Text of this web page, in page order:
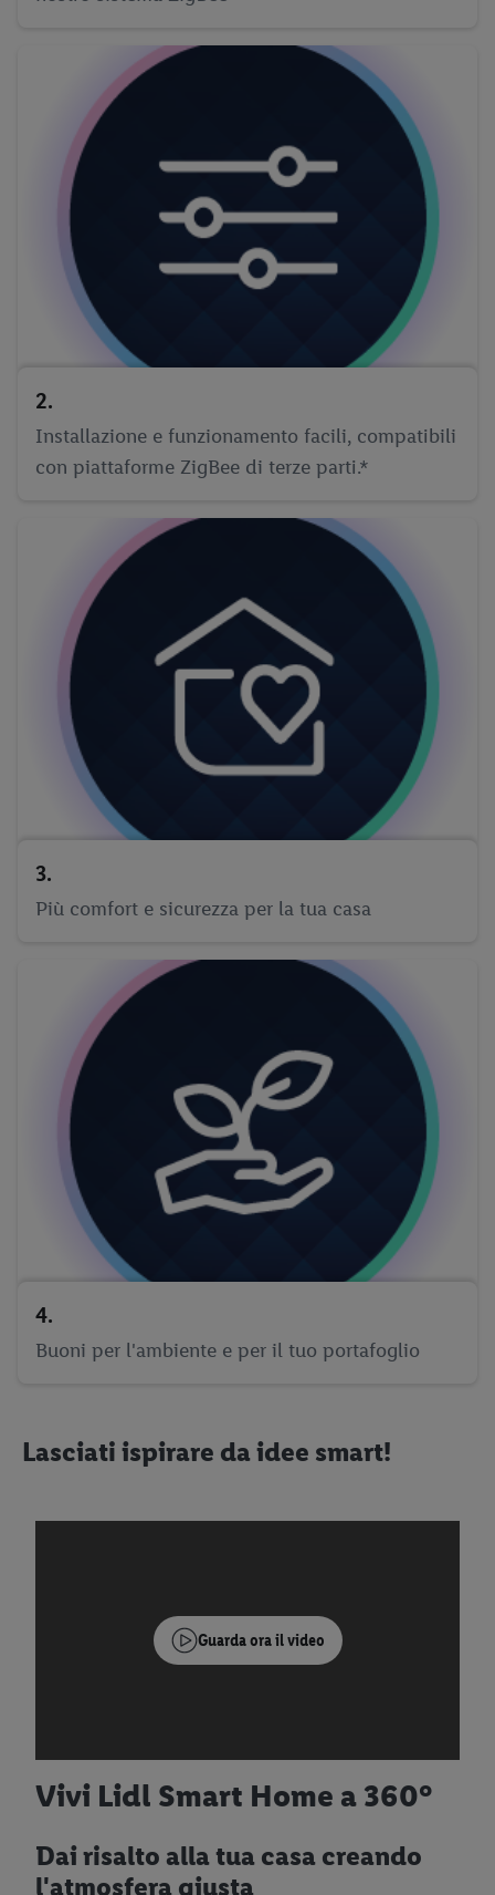
2.
Installazione e funzionamento facili, compatibili
con piattaforme ZigBee di terze parti.*
3.
Più comfort e sicurezza per la tua casa
4.
Buoni per l'ambiente e per il tuo portafoglio
Lasciati ispirare da idee smart!
Guarda ora il video
Vivi Lidl Smart Home a 360°
Dai risalto alla tua casa creando
l'atmosfera giusta